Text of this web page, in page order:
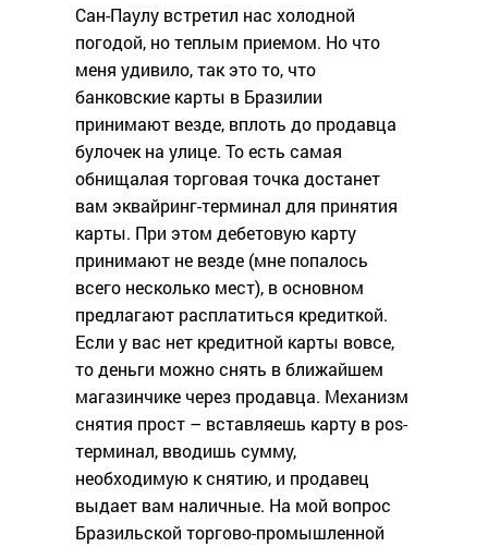
Сан-Паулу встретил нас холодной
погодой, но теплым приемом. Но что
меня удивило, так это то, что
банковские карты в Бразилии
принимают везде, вплоть до продавца
булочек на улице. То есть самая
обнищалая торговая точка достанет
вам эквайринг-терминал для принятия
карты. При этом дебетовую карту
принимают не везде (мне попалось
всего несколько мест), в основном
предлагают расплатиться кредиткой.
Если у вас нет кредитной карты вовсе,
то деньги можно снять в ближайшем
магазинчике через продавца. Механизм
снятия прост – вставляешь карту в pos-
терминал, вводишь сумму,
необходимую к снятию, и продавец
выдает вам наличные. На мой вопрос
Бразильской торгово-промышленной